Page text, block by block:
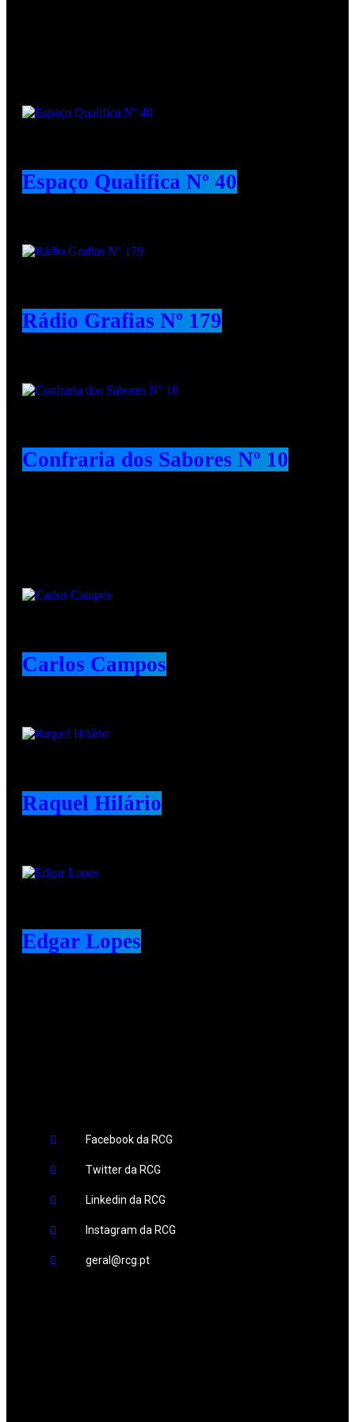
Espaço Qualifica Nº 40
Rádio Grafias Nº 179
Confraria dos Sabores Nº 10
Carlos Campos
Raquel Hilário
Edgar Lopes
Facebook da RCG
Twitter da RCG
Linkedin da RCG
Instagram da RCG
geral@rcg.pt